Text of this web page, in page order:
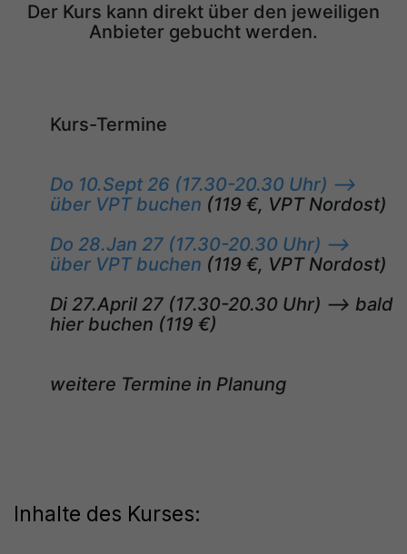
Der Kurs kann direkt über den jeweiligen
Anbieter gebucht werden.
Kurs-Termine
Do 10.Sept 26 (17.30-20.30 Uhr) -->
über VPT buchen (119 €, VPT Nordost)
Do 28.Jan 27 (17.30-20.30 Uhr) -->
über VPT buchen (119 €, VPT Nordost)
Di 27.April 27 (17.30-20.30 Uhr) --> bald
hier buchen (119 €)
weitere Termine in Planung
Inhalte des Kurses: